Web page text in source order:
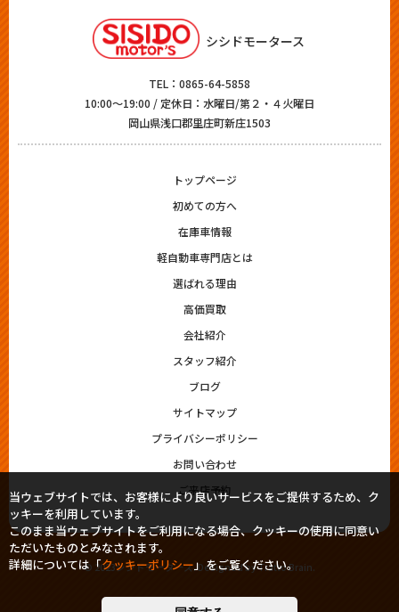
シシドモータース
TEL： 0865-64-5858
10:00～19:00 / 定休日：水曜日/第２・４火曜日
岡山県浅口郡里庄町新庄1503
トップページ
初めての方へ
在庫車情報
軽自動車専門店とは
選ばれる理由
高価買取
会社紹介
スタッフ紹介
ブログ
サイトマップ
プライバシーポリシー
お問い合わせ
ご来店予約
© 2023シシドモータース. Designed byTratto Brain.
当ウェブサイトでは、お客様により良いサービスをご提供するため、ク
ッキーを利用しています。
このまま当ウェブサイトをご利用になる場合、クッキーの使用に同意い
ただいたものとみなされます。
詳細については「クッキーポリシー」をご覧ください。